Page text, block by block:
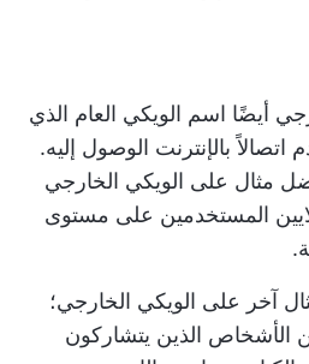
أيضًا اسم الويكي العام الذي
بالإنترنت الوصول إليه.
مثال على الويكي الخارجي
المستخدمين على مستوى
آخر على الويكي الخارجي؛
الأشخاص الذين يتشاركون